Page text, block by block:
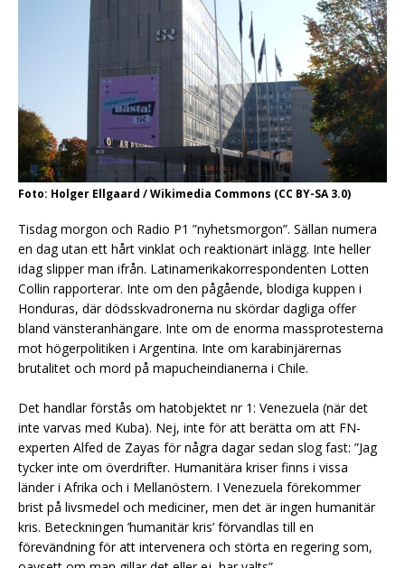
Foto: Holger Ellgaard / Wikimedia Commons (CC BY-SA 3.0)
Tisdag morgon och Radio P1 ”nyhetsmorgon”. Sällan numera
en dag utan ett hårt vinklat och reaktionärt inlägg. Inte heller
idag slipper man ifrån. Latinamerikakorrespondenten Lotten
Collin rapporterar. Inte om den pågående, blodiga kuppen i
Honduras, där dödsskvadronerna nu skördar dagliga offer
bland vänsteranhängare. Inte om de enorma massprotesterna
mot högerpolitiken i Argentina. Inte om karabinjärernas
brutalitet och mord på mapucheindianerna i Chile.
Det handlar förstås om hatobjektet nr 1: Venezuela (när det
inte varvas med Kuba). Nej, inte för att berätta om att FN-
experten Alfed de Zayas för några dagar sedan slog fast: ”Jag
tycker inte om överdrifter. Humanitära kriser finns i vissa
länder i Afrika och i Mellanöstern. I Venezuela förekommer
brist på livsmedel och mediciner, men det är ingen humanitär
kris. Beteckningen ’humanitär kris’ förvandlas till en
förevändning för att intervenera och störta en regering som,